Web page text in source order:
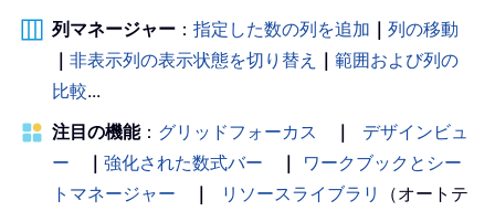
列マネージャー ： 指定した数の列を追加 ｜ 列の移動
｜ 非表示列の表示状態を切り替え ｜ 範囲および列の
比較...
注目の機能： グリッドフォーカス ｜
デザインビュ
ー
｜ 強化された数式バー ｜
ワークブックとシー
トマネージャー
｜ リソースライブラリ
（オートテ